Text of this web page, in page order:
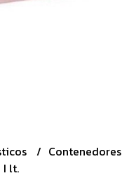
Contenedores
I lt.